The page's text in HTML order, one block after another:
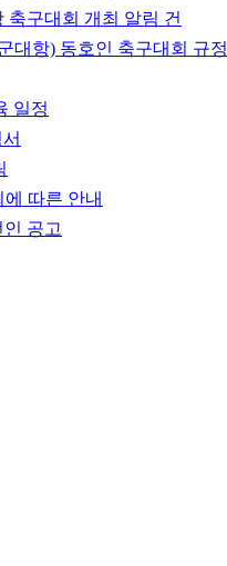
축구대회 개최 알림 건
대항) 동호인 축구대회 규정
일정
따른 안내
공고